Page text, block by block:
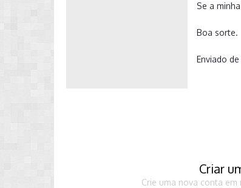
Se a
Boa sorte.
Enviado
Criar
Crie uma nova conta em